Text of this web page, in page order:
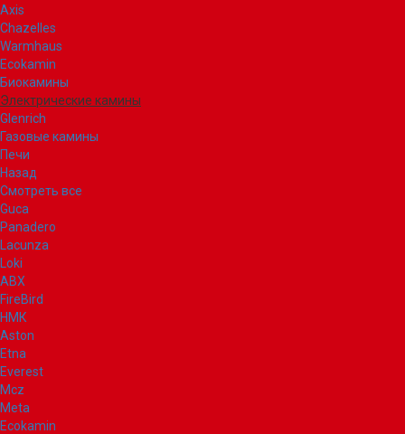
Axis
Chazelles
Warmhaus
Ecokamin
Биокамины
Электрические камины
Glenrich
Газовые камины
Печи
Назад
Смотреть все
Guca
Panadero
Lacunza
Loki
ABX
FireBird
НМК
Aston
Etna
Everest
Mcz
Meta
Ecokamin